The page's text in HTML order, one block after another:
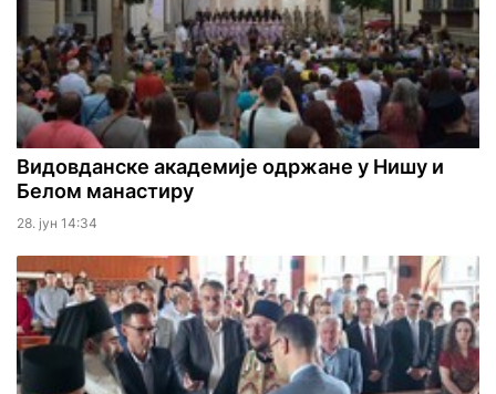
Видовданске академије одржане у Нишу и
Белом манастиру
28. јун 14:34